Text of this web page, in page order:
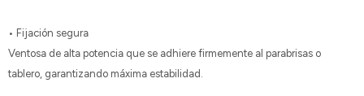
• Fijación segura
Ventosa de alta potencia que se adhiere firmemente al parabrisas o
tablero, garantizando máxima estabilidad.